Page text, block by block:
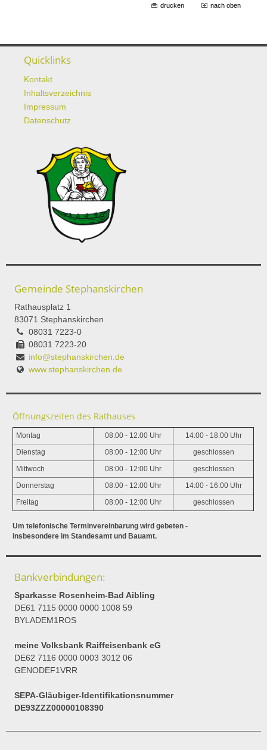
drucken nach oben
Quicklinks
Kontakt
Inhaltsverzeichnis
Impressum
Datenschutz
Gemeinde Stephanskirchen
Rathausplatz 1
83071 Stephanskirchen
08031 7223-0
08031 7223-20
info@stephanskirchen.de
www.stephanskirchen.de
Öffnungszeiten des Rathauses
Montag 08:00 - 12:00 Uhr 14:00 - 18:00 Uhr
Dienstag 08:00 - 12:00 Uhr geschlossen
Mittwoch 08:00 - 12:00 Uhr geschlossen
Donnerstag 08:00 - 12:00 Uhr 14:00 - 16:00 Uhr
Freitag 08:00 - 12:00 Uhr geschlossen
Um telefonische Terminvereinbarung wird gebeten -
insbesondere im Standesamt und Bauamt.
Bankverbindungen:
Sparkasse Rosenheim-Bad Aibling
DE61 7115 0000 0000 1008 59
BYLADEM1ROS
meine Volksbank Raiffeisenbank eG
DE62 7116 0000 0003 3012 06
GENODEF1VRR
SEPA-Gläubiger-Identifikationsnummer
DE93ZZZ00000108390